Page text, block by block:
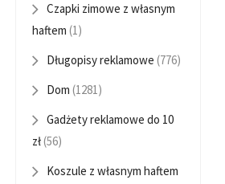
Czapki zimowe z własnym
haftem (1)
Długopisy reklamowe (776)
Dom (1281)
Gadżety reklamowe do 10
zł(56)
Koszule z własnym haftem